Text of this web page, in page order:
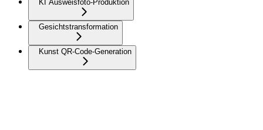
KI Ausweisfoto-Produktion
Gesichtstransformation
Kunst QR-Code-Generation